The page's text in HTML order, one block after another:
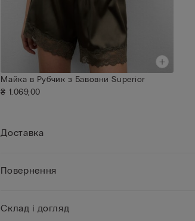
Майка в Рубчик з Бавовни Superior
₴ 1.069,00
Доставка
Повернення
Склад і догляд